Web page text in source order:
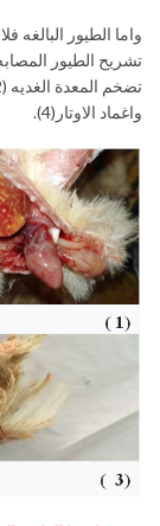
واما الطيور البالغه
واغماد الاوتار(4).